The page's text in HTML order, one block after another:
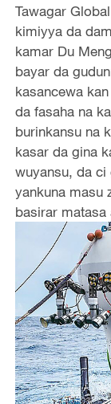
Tawagar
kimiyya da
kamar Du
bayar da
kasancewa
da fasaha na
burinkansu na
kasar da gina
wuyansu, da
yankuna masu
basirar matasa